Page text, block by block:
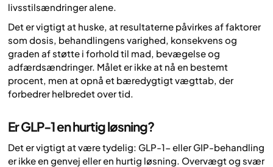
livsstilsændringer alene.
Det er vigtigt at huske, at resultaterne påvirkes af faktorer
som dosis, behandlingens varighed, konsekvens og
graden af støtte i forhold til mad, bevægelse og
adfærdsændringer. Målet er ikke at nå en bestemt
procent, men at opnå et bæredygtigt vægttab, der
forbedrer helbredet over tid.
Er GLP-1 en hurtig løsning?
Det er vigtigt at være tydelig: GLP-1- eller GIP-behandling
er ikke en genvej eller en hurtig løsning. Overvægt og svær